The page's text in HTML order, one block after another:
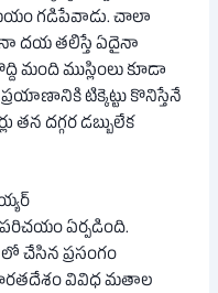
గడిపేవాడు. చాలా
దయ తలిస్తే ఏదైనా
మంది ముస్లింలు కూడా
టిక్కెట్టు కొనిస్తేనే
దగ్గర డబ్బులేక
ఏర్పడింది.
చేసిన ప్రసంగం
వివిధ మతాల